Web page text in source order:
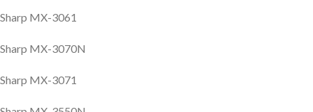
Sharp MX-3061
Sharp MX-3070N
Sharp MX-3071